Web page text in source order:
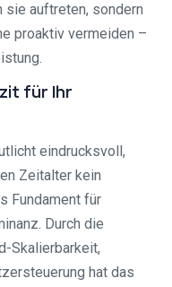
sie auftreten, sondern
proaktiv vermeiden –
für Ihr
eindrucksvoll,
Zeitalter kein
Fundament für
Durch die
Skalierbarkeit,
hat das